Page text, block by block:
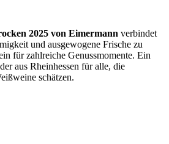
2025 von Eimermann verbindet
und ausgewogene Frische zu
für zahlreiche Genussmomente. Ein
aus Rheinhessen für alle, die
schätzen.